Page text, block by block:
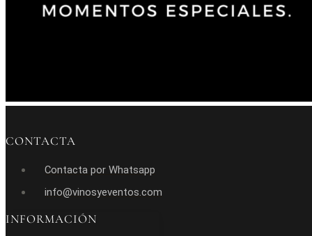
CONTACTA
Contacta por Whatsapp
info@vinosyeventos.com
INFORMACIÓN